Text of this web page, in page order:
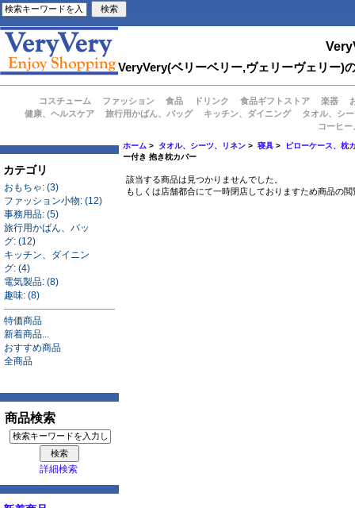
VeryVery(ベリーベリー,ヴェリーヴェリー)
コスチューム ファッション 食品 ドリンク 食品ギフトストア 楽器
健康、ヘルスケア
旅行用かばん、バッグ キッチン、ダイニング
タオル、シ
コーヒ
カテゴリ
おもちゃ: (3)
ファッション小物: (12)
事務用品: (5)
旅行用かばん、バッ
グ: (12)
キッチン、ダイニン
グ: (4)
電気製品: (8)
趣味: (8)
特価商品
新着商品...
おすすめ商品
全商品
商品検索
詳細検索
ホーム > タオル、シーツ、リネン >寝具 >
ピローケース、枕
ー付き 抱き枕カバー
該当する商品は見つかりませんでした。
もしくは店舗都合にて一時閉店しておりますため商品の